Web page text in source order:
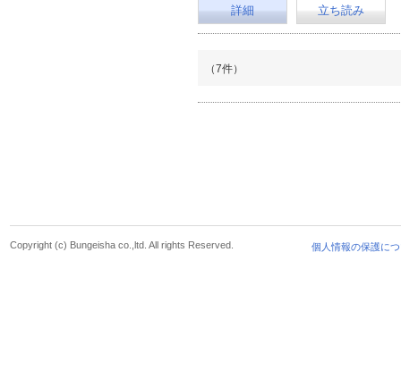
詳細 立ち読み
（7件）
個人情報の保護に
Copyright (c) Bungeisha co.,ltd. All rights Reserved.